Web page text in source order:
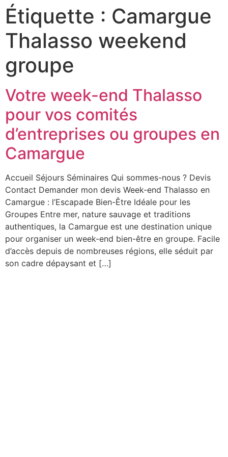
Étiquette : Camargue
Thalasso weekend
groupe
Votre week-end Thalasso
pour vos comités
d’entreprises ou groupes en
Camargue
Accueil Séjours Séminaires Qui sommes-nous ? Devis
Contact Demander mon devis Week-end Thalasso en
Camargue : l’Escapade Bien-Être Idéale pour les
Groupes Entre mer, nature sauvage et traditions
authentiques, la Camargue est une destination unique
pour organiser un week-end bien-être en groupe. Facile
d’accès depuis de nombreuses régions, elle séduit par
son cadre dépaysant et […]